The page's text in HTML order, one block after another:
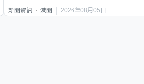
新聞資訊 港聞 2026年08月05日